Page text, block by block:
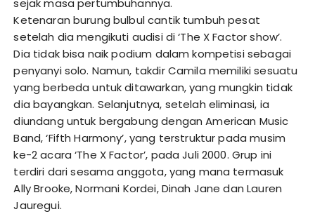
sejak masa pertumbuhannya.
Ketenaran burung bulbul cantik tumbuh pesat
setelah dia mengikuti audisi di ‘The X Factor show’.
Dia tidak bisa naik podium dalam kompetisi sebagai
penyanyi solo. Namun, takdir Camila memiliki sesuatu
yang berbeda untuk ditawarkan, yang mungkin tidak
dia bayangkan. Selanjutnya, setelah eliminasi, ia
diundang untuk bergabung dengan American Music
Band, ‘Fifth Harmony’, yang terstruktur pada musim
ke-2 acara ‘The X Factor’, pada Juli 2000. Grup ini
terdiri dari sesama anggota, yang mana termasuk
Ally Brooke, Normani Kordei, Dinah Jane dan Lauren
Jauregui.